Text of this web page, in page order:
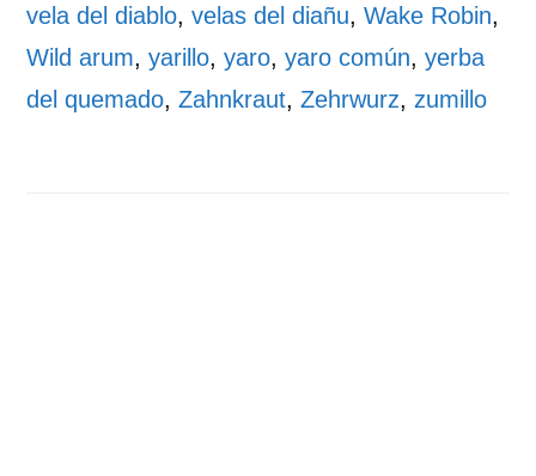
vela del diablo,velas del diañu,Wake Robin,
Wild arum,yarillo,yaro,yaro común,yerba
del quemado,Zahnkraut,Zehrwurz, zumillo